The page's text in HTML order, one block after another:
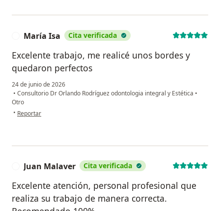
María Isa Cita verificada
Excelente trabajo, me realicé unos bordes y
quedaron perfectos
24 de junio de 2026
• Consultorio Dr Orlando Rodríguez odontologia integral y Estética •
Otro
• en opinión del usuario María Isa
Reportar
Juan Malaver Cita verificada
Excelente atención, personal profesional que
realiza su trabajo de manera correcta.